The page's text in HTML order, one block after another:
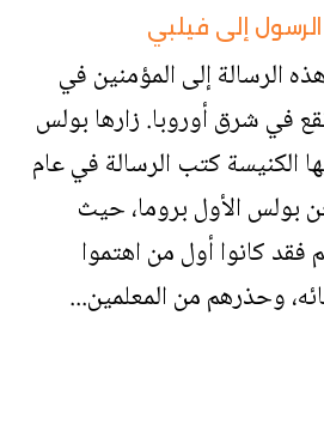
إلى فيلبي
الرسالة إلى المؤمنين في
في شرق أوروبا. زارها بولس
الكنيسة كتب الرسالة في عام
بولس الأول بروما، حيث
كانوا أول من اهتموا
وحذرهم من المعلمين...